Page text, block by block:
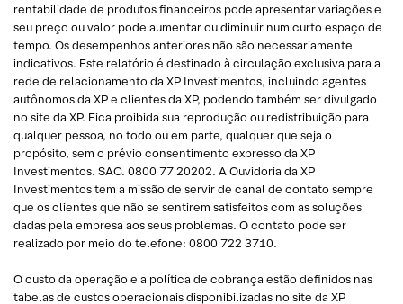
rentabilidade de produtos financeiros pode apresentar variações e
seu preço ou valor pode aumentar ou diminuir num curto espaço de
tempo. Os desempenhos anteriores não são necessariamente
indicativos. Este relatório é destinado à circulação exclusiva para a
rede de relacionamento da XP Investimentos, incluindo agentes
autônomos da XP e clientes da XP, podendo também ser divulgado
no site da XP. Fica proibida sua reprodução ou redistribuição para
qualquer pessoa, no todo ou em parte, qualquer que seja o
propósito, sem o prévio consentimento expresso da XP
Investimentos. SAC. 0800 77 20202. A Ouvidoria da XP
Investimentos tem a missão de servir de canal de contato sempre
que os clientes que não se sentirem satisfeitos com as soluções
dadas pela empresa aos seus problemas. O contato pode ser
realizado por meio do telefone: 0800 722 3710.
O custo da operação e a política de cobrança estão definidos nas
tabelas de custos operacionais disponibilizadas no site da XP